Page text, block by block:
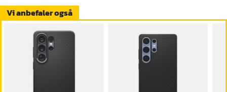
detalje giver et ekstra lag beskyttelse i hverdagen.
MagFit-teknologien gør det muligt at bruge magnetisk tilbehør og
oplade trådløst uden at fjerne skallen. Det forenkler brugen og
giver en mere problemfri oplevelse.
Vi anbefaler også